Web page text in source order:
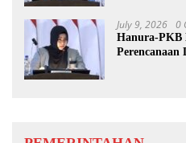
July 9, 2026 0
Hanura-PKB
Perencanaan